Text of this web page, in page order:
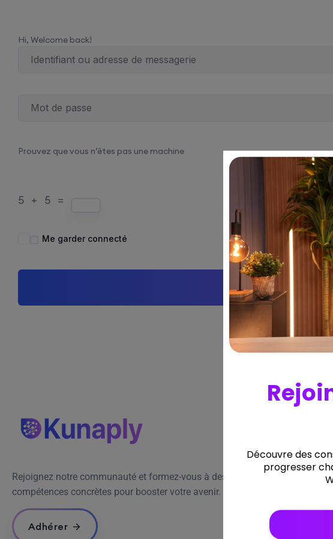
Hi, Welcome back!
Prouvez que vous n’êtes pas une machine
5 + 5 =
Me garder connecté
Rejoignez notre communauté et formez-vous à des
compétences concrètes pour booster votre avenir.
Adhérer